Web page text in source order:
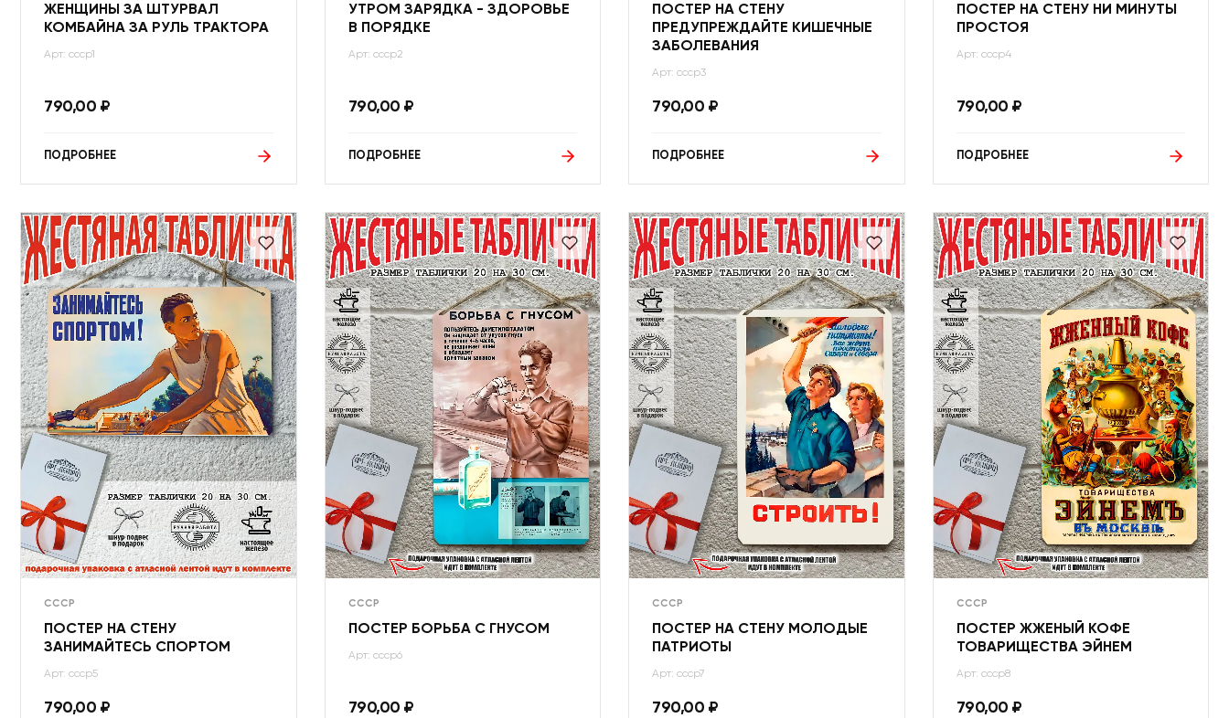
ЖЕНЩИНЫ ЗА ШТУРВАЛ
КОМБАЙНА ЗА РУЛЬ ТРАКТОРА
Арт: ссср1
790,00 ₽
ПОДРОБНЕЕ
УТРОМ ЗАРЯДКА - ЗДОРОВЬЕ
В ПОРЯДКЕ
Арт: ссср2
790,00 ₽
ПОДРОБНЕЕ
ПОСТЕР НА СТЕНУ
ПРЕДУПРЕЖДАЙТЕ КИШЕЧНЫЕ
ЗАБОЛЕВАНИЯ
Арт: ссср3
790,00 ₽
ПОДРОБНЕЕ
ПОСТЕР НА СТЕНУ НИ МИНУТЫ
ПРОСТОЯ
Арт: ссср4
790,00 ₽
ПОДРОБНЕЕ
СССР
ПОСТЕР НА СТЕНУ
ЗАНИМАЙТЕСЬ СПОРТОМ
Арт: ссср5
790,00 ₽
СССР
ПОСТЕР БОРЬБА С ГНУСОМ
Арт: ссср6
790,00 ₽
СССР
ПОСТЕР НА СТЕНУ МОЛОДЫЕ
ПАТРИОТЫ
Арт: ссср7
790,00 ₽
СССР
ПОСТЕР ЖЖЕНЫЙ КОФЕ
ТОВАРИЩЕСТВА ЭЙНЕМ
Арт: ссср8
790,00 ₽